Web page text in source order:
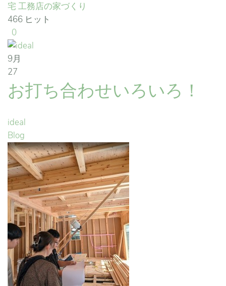
宅 工務店の家づくり
466 ヒット
0
9月
27
お打ち合わせいろいろ！
ideal
Blog